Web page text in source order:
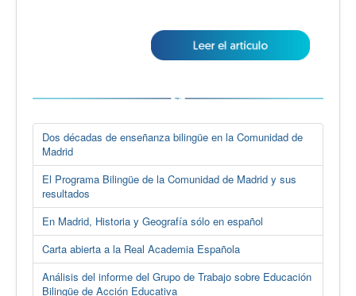
Dos décadas de enseñanza bilingüe en la Comunidad de
Madrid
El Programa Bilingüe de la Comunidad de Madrid y sus
resultados
En Madrid, Historia y Geografía sólo en español
Carta abierta a la Real Academia Española
Análisis del informe del Grupo de Trabajo sobre Educación
Bilingüe de Acción Educativa